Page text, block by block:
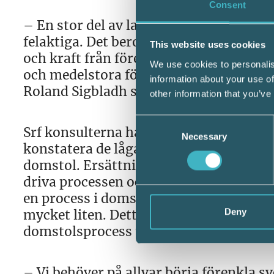
Consent
This website uses cookies
We use cookies to
information about your use
other information that
Selection
Necessary
Deny
– En stor del av landets företagare
felaktiga. Det beror främst på att det
och kraft från företagandet. Det här
och medelstora företag som inte har
Roland Sigbladh som är
Srf konsulterna har tidigare lyft frågan
konstatera de låga ersättningsbelopp
domstol. Ersättningsbeloppen täcker
driva processen och resultatet av
en process i domstol. Sannolikheten
mycket liten. Detta sammantaget gör
domstolsprocess trots att